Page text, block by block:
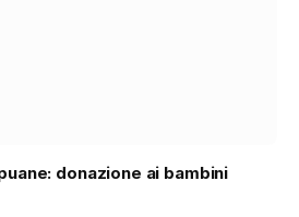
donazione ai bambini